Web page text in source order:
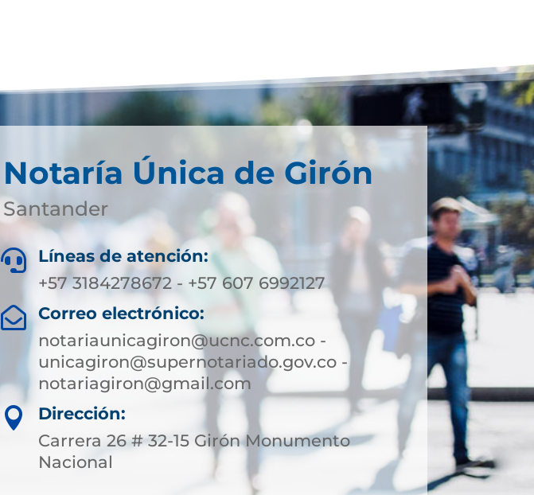
Notaría Única de Girón
Santander

Líneas de atención:
+57 3184278672 - +57 607 6992127
 Correo electrónico:
notariaunicagiron@ucnc.com.co -
unicagiron@supernotariado.gov.co -
notariagiron@gmail.com

Dirección:
Carrera 26 # 32-15 Girón Monumento
Nacional